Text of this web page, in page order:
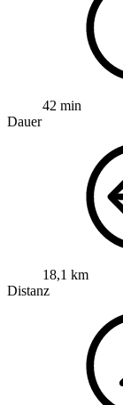
42 min
Dauer
18,1 km
Distanz